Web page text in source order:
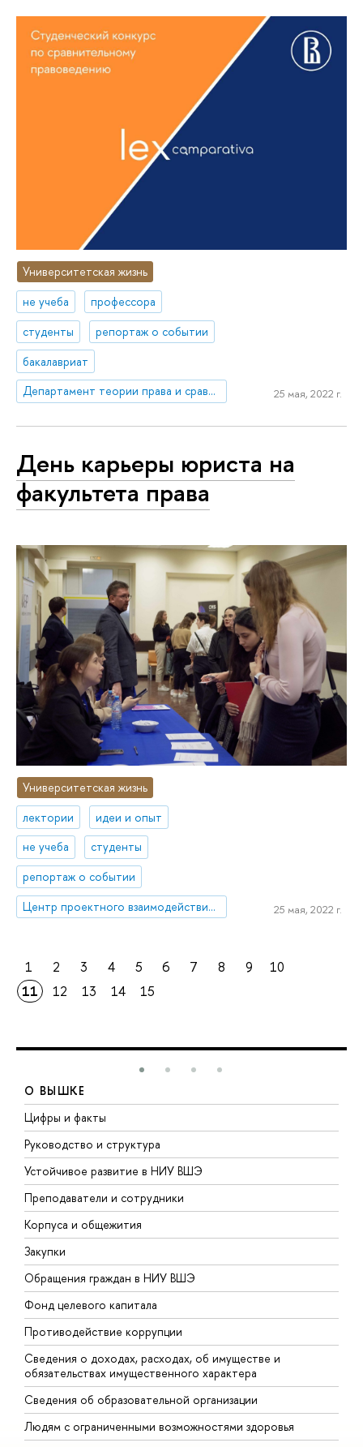
Университетская жизнь
не учеба
профессора
студенты
репортаж о событии
бакалавриат
Департамент теории права и сравнительного правоведения
25 мая, 2022 г.
День карьеры юриста на
факультета права
Университетская жизнь
лектории
идеи и опыт
не учеба
студенты
репортаж о событии
Центр проектного взаимодействия бизнеса и права
25 мая, 2022 г.
1 2 3 4 5 6 7 8 9
10
11
12 13 14 15
О ВЫШКЕ
Цифры и факты
Руководство и структура
Устойчивое развитие в НИУ ВШЭ
Преподаватели и сотрудники
Корпуса и общежития
Закупки
Обращения граждан в НИУ ВШЭ
Фонд целевого капитала
Противодействие коррупции
Сведения о доходах, расходах, об имуществе и
обязательствах имущественного характера
Сведения об образовательной организации
Людям с ограниченными возможностями здоровья